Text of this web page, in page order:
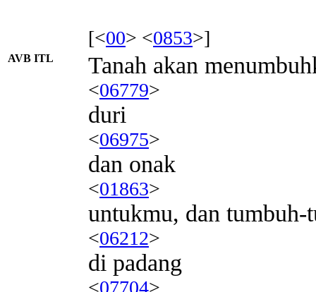
[<00> <0853>]
AVB ITL Tanah akan
<06779>
duri
<06975>
dan onak
<01863>
untukmu, dan tumbuh-
<06212>
di padang
<07704>